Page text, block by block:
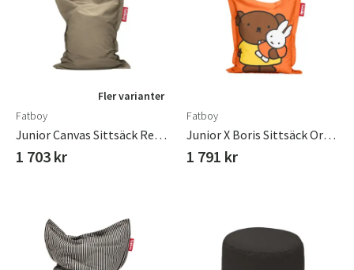
Fler varianter
Fatboy
Junior Canvas Sittsäck Recycled Taupe Grey
1 703 kr
Fatboy
Junior X Boris Sittsäck Orange
1 791 kr